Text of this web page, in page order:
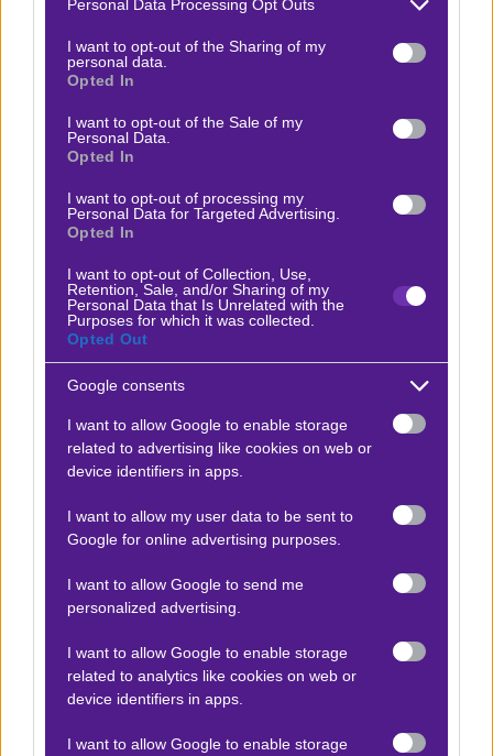
not limited to your visit or usage behaviour. You may click to
grant or deny consent to Google and its third-party tags to
use your data for below specified purposes in below Google
consent section.
Personal Data Processing Opt Outs
I want to opt-out of the Sharing of my
personal data.
Opted In
I want to opt-out of the Sale of my
Personal Data.
Opted In
I want to opt-out of processing my
Personal Data for Targeted Advertising.
Opted In
I want to opt-out of Collection, Use,
Retention, Sale, and/or Sharing of my
Personal Data that Is Unrelated with the
Purposes for which it was collected.
Opted Out
Google consents
I want to allow Google to enable storage
related to advertising like cookies on web or
device identifiers in apps.
I want to allow my user data to be sent to
Google for online advertising purposes.
I want to allow Google to send me
personalized advertising.
I want to allow Google to enable storage
related to analytics like cookies on web or
device identifiers in apps.
I want to allow Google to enable storage
ΚΑΡΑΜΠΑΓΚ
Η Καραμπάγκ, η μοναδική ομάδα από το
αντιμετωπίζει την πρόκληση της Μπενφίκα με
αυτοπεποίθηση, παρά την όχι και τόσο καλή
εκκίνηση στο εγχώριο πρωτάθλημα. Η πορεία της
στα προκριματικά του Τσάμπιονς Λιγκ ήταν
εντυπωσιακή, με νίκες επί της Σέλμπουρν και της
Σκεντίγια, και μια αξιοσημείωτη πρόκριση επί της
Φερεντσβάρος. Ωστόσο, οι πρόσφατες επιδόσεις
της στο πρωτάθλημα, με μόλις μία νίκη σε τρία
παιχνίδια, έχουν προκαλέσει ανησυχίες.
Ο Γκουρμπάνοφ αναμένεται να παρατάξει την
ομάδα του με αμυντική προσέγγιση, επιδιώκοντας
να εκμεταλλευτεί τις αντεπιθέσεις. Η απουσία του
πλήγμα, αλλά η ομάδα διαθέτει εναλλακτικές
λύσεις στην επίθεση, όπως ο Ντουράν, που